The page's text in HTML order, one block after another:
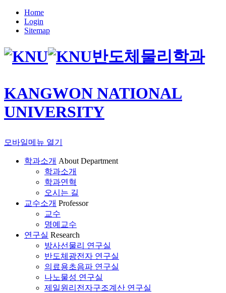
Home
Login
Sitemap
반도체물리학과
KANGWON NATIONAL
UNIVERSITY
모바일메뉴 열기
학과소개 About Department
학과소개
학과연혁
오시는 길
교수소개 Professor
교수
명예교수
연구실 Research
방사선물리 연구실
반도체광전자 연구실
의료용초음파 연구실
나노물성 연구실
제일원리전자구조계산 연구실